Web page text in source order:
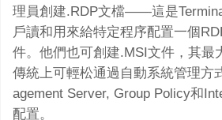
理員創建.RDP文檔——這是
戶讀和用來給特定程序配置一個
件。他們也可創建.MSI文件，其最
傳統上可輕松通過自動系統管理方
agement Server, Group Policy和
配置。